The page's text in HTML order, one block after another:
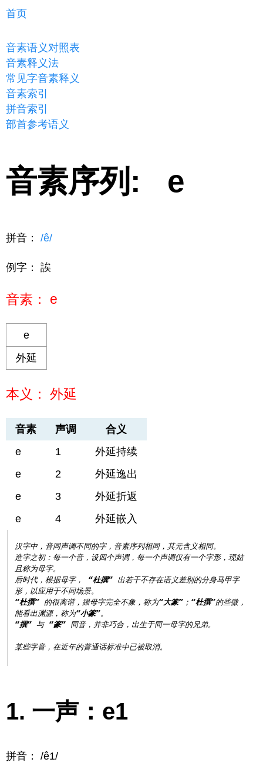
首页
音素语义对照表
音素释义法
常见字音素释义
音素索引
拼音索引
部首参考语义
音素序列: e
拼音： /ê/
例字： 誒
音素： e
e
外延
本义： 外延
音素 声调
合义
e
1
外延持续
e
2
外延逸出
e
3
外延折返
e
4 外延嵌入
汉字中，音同声调不同的字，音素序列相同，其元含义相同。
造字之初：每一个音，设四个声调，每一个声调仅有一个字形，现姑
且称为母字。
后时代，根据母字， “杜撰” 出若干不存在语义差别的分身马甲字
“杜撰” 的很离谱，跟母字完全不象，称为“大篆”； “杜撰”的些微，
能看出渊源，称为“小篆”
“撰” 与 “篆” 同音，并非巧合，出生于同一母字的兄弟。
一声：e1
拼音： /ê1/